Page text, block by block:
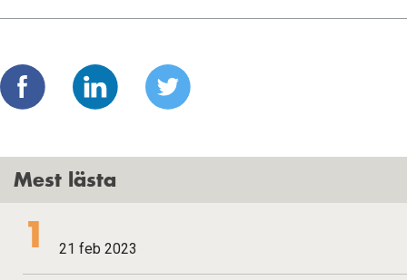
Mest lästa
21 feb 2023